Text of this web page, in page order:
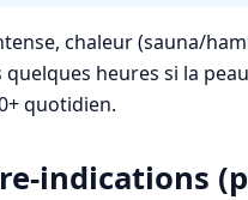
chaleur (sauna/
heures si la
quotidien.
indications